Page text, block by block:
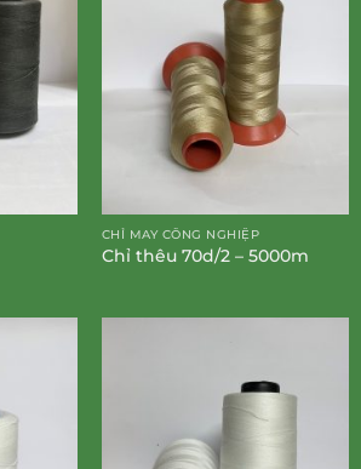
CHỈ MAY CÔNG NGHIỆP
Chỉ thêu 70d/2 – 5000m